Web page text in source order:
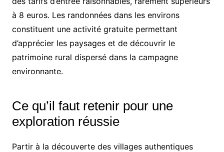
à 8 euros. Les randonnées dans les environs
constituent une activité gratuite permettant
d’apprécier les paysages et de découvrir le
patrimoine rural dispersé dans la campagne
environnante.
Ce qu’il faut retenir pour une
exploration réussie
Partir à la découverte des villages authentiques